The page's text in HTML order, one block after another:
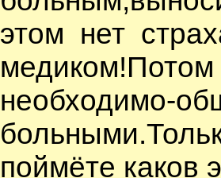
этом нет
поймёте каков